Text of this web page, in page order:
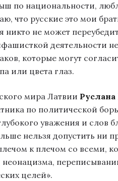
по национальности,
что русские это мои
никто не может
деятельности
которые могут
или цвета глаз.
мира Латвии
по политической
уважения и слов
нельзя допустить ни
к плечом со всеми,
целей».